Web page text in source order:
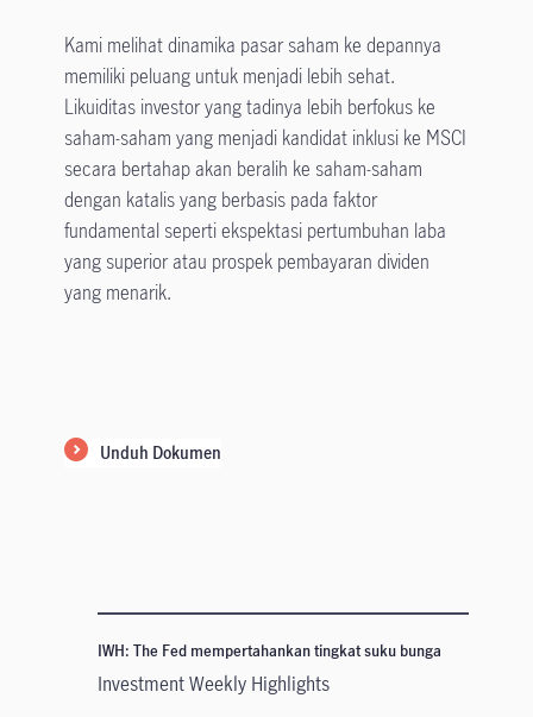
Kami melihat dinamika pasar saham ke depannya
memiliki peluang untuk menjadi lebih sehat.
Likuiditas investor yang tadinya lebih berfokus ke
saham-saham yang menjadi kandidat inklusi ke MSCI
secara bertahap akan beralih ke saham-saham
dengan katalis yang berbasis pada faktor
fundamental seperti ekspektasi pertumbuhan laba
yang superior atau prospek pembayaran dividen
yang menarik.
Unduh Dokumen
IWH: The Fed mempertahankan tingkat suku bunga
Investment Weekly Highlights